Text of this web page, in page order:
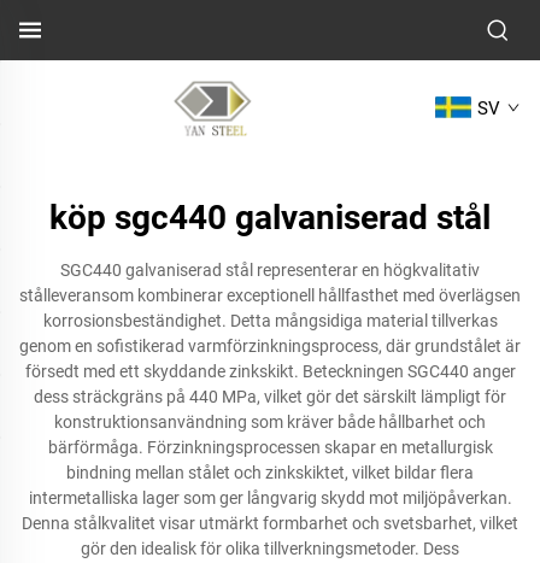
SV
köp sgc440 galvaniserad stål
SGC440 galvaniserad stål representerar en högkvalitativ
stålleveransom kombinerar exceptionell hållfasthet med överlägsen
korrosionsbeständighet. Detta mångsidiga material tillverkas
genom en sofistikerad varmförzinkningsprocess, där grundstålet är
försedt med ett skyddande zinkskikt. Beteckningen SGC440 anger
dess sträckgräns på 440 MPa, vilket gör det särskilt lämpligt för
konstruktionsanvändning som kräver både hållbarhet och
bärförmåga. Förzinkningsprocessen skapar en metallurgisk
bindning mellan stålet och zinkskiktet, vilket bildar flera
intermetalliska lager som ger långvarig skydd mot miljöpåverkan.
Denna stålkvalitet visar utmärkt formbarhet och svetsbarhet, vilket
gör den idealisk för olika tillverkningsmetoder. Dess